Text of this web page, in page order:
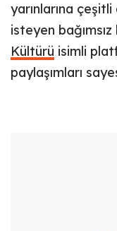
yarınlarına
isteyen
Kültürü isimli
paylaşımları